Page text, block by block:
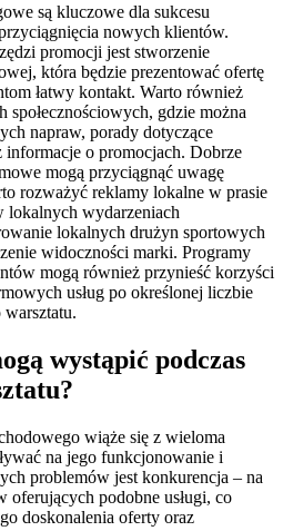
są kluczowe dla sukcesu
nowych klientów.
promocji jest stworzenie
która będzie prezentować ofertę
łatwy kontakt. Warto również
społecznościowych, gdzie można
napraw, porady dotyczące
informacje o promocjach. Dobrze
mogą przyciągnąć uwagę
rozważyć reklamy lokalne w prasie
lokalnych wydarzeniach
lokalnych drużyn sportowych
widoczności marki. Programy
mogą również przynieść korzyści
usług po określonej liczbie
wystąpić podczas
wiąże się z wieloma
na jego funkcjonowanie i
problemów jest konkurencja – na
oferujących podobne usługi, co
doskonalenia oferty oraz